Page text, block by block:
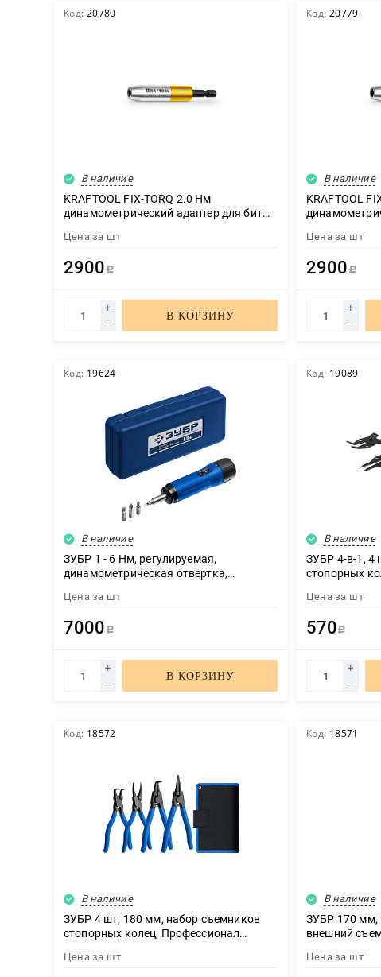
Код: 20780
В наличие
KRAFTOOL FIX-TORQ 2.0 Нм
динамометрический адаптер для бит
Цена за шт
2900 Р
В КОРЗИНУ
Код: 20779
В наличие
KRAFTOOL
Цена за шт
2900 Р
Код: 19624
В наличие
ЗУБР 1 - 6 Нм, регулируемая,
динамометрическая отвертка,
Цена за шт
7000 Р
В КОРЗИНУ
Код: 19089
В наличие
ЗУБР 4-в-1, 4
стопорных
Цена за шт
570 Р
Код: 18572
В наличие
ЗУБР 4 шт, 180 мм, набор съемников
стопорных колец, Профессионал
Цена за шт
Код: 18571
В наличие
ЗУБР 170 мм,
внешний
Цена за шт